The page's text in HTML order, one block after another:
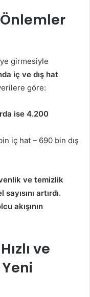
girmesiyle
iç ve dış hat
göre:
ise 4.200
iç hat – 690 bin dış
ve temizlik
artırdı.
akışının
ve